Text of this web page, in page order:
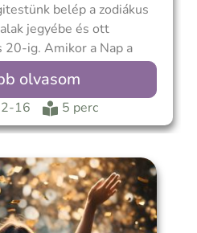
belép a zodiákus
jegyébe és ott
ig. Amikor a Nap a
ciklus és a tavaszi
De mielőtt
a Halak időszaka
olvasom
16 5 perc